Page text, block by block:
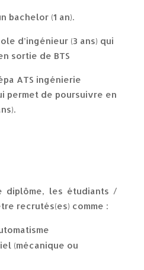
(1 an).
d’ingénieur (3 ans) qui
sortie de BTS
ingénierie
permet de poursuivre en
diplôme, les étudiants /
recrutés(es) comme :
(mécanique ou